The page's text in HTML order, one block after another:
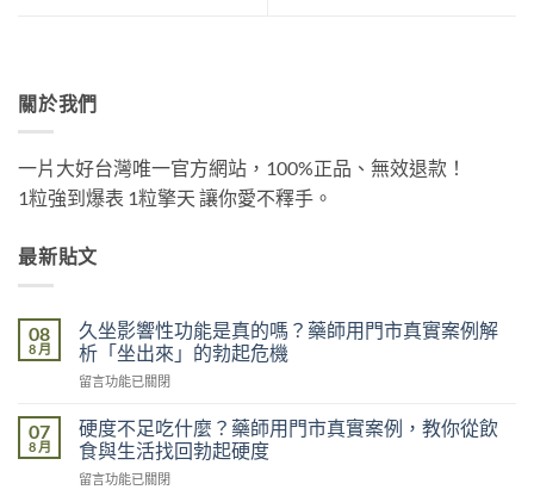
關於我們
一片大好台灣唯一官方網站，100%正品、無效退款！
1粒強到爆表 1粒擎天 讓你愛不釋手。
最新貼文
08
8 月
久坐影響性功能是真的嗎？藥師用門市真實案例解
析「坐出來」的勃起危機
在
坐
影
響
性
留言功能已關閉
07
8 月
硬度不足吃什麼？藥師用門市真實案例，教你從飲
食與生活找回勃起硬度
在
留言功能已關閉